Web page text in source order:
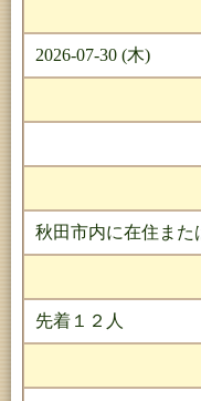
2026-07-30 (木)
秋田市内に在住また
先着１２人